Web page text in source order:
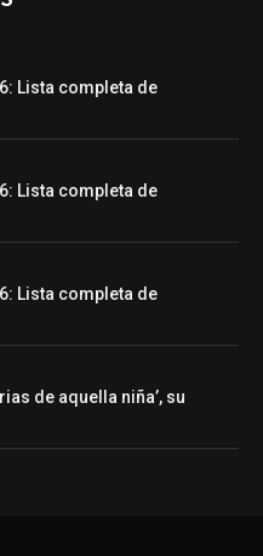
Lista completa de
Lista completa de
Lista completa de
de aquella niña’, su